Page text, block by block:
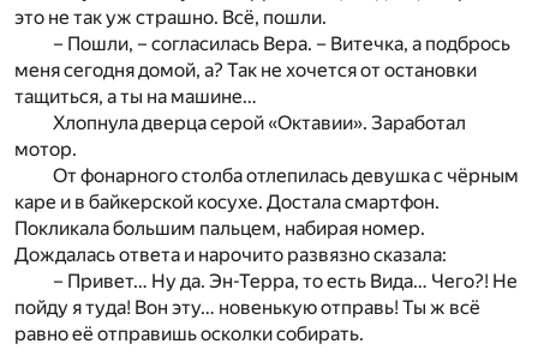
это не так уж страшно. Всё, пошли.
– Пошли, – согласилась Вера. – Витечка, а подбрось
меня сегодня домой, а? Так не хочется от остановки
тащиться, а ты на машине…
Хлопнула дверца серой «Октавии». Заработал
мотор.
От фонарного столба отлепилась девушка с чёрным
каре и в байкерской косухе. Достала смартфон.
Покликала большим пальцем, набирая номер.
Дождалась ответа и нарочито развязно сказала:
– Привет… Ну да. Эн-Терра, то есть Вида… Чего?! Не
пойду я туда! Вон эту… новенькую отправь! Ты ж всё
равно её отправишь осколки собирать.